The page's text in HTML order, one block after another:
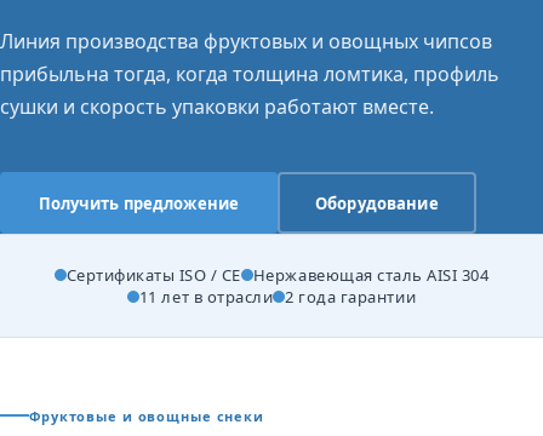
Линия производства фруктовых и овощных чипсов
прибыльна тогда, когда толщина ломтика, профиль
сушки и скорость упаковки работают вместе.
Получить предложение Оборудование
Сертификаты ISO / CE
Нержавеющая сталь AISI 304
11 лет в отрасли 2 года гарантии
Фруктовые и овощные снеки